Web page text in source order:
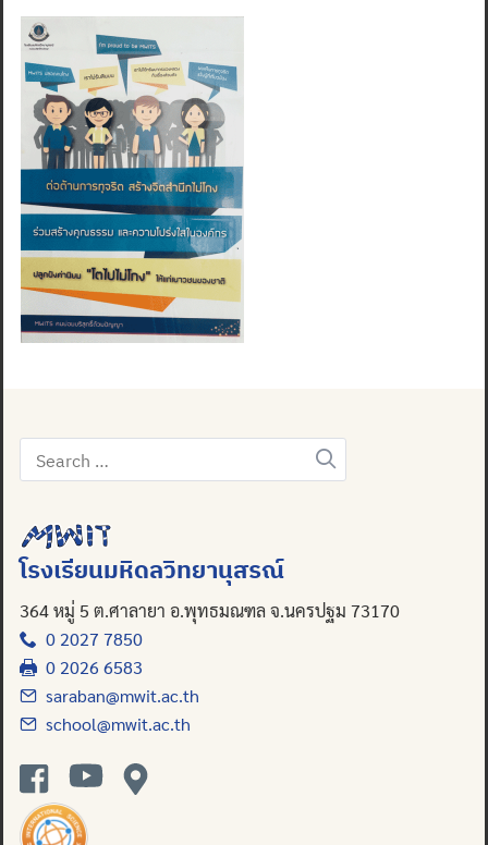
Search
for:
โรงเรียนมหิดลวิทยานุสรณ์
364 หมู่ 5 ต.ศาลายา อ.พุทธมณฑล จ.นครปฐม 73170
0 2027 7850
0 2026 6583
saraban@mwit.ac.th
school@mwit.ac.th